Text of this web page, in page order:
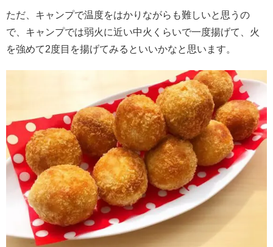
ただ、キャンプで温度をはかりながらも難しいと思うの
で、キャンプでは弱火に近い中火くらいで一度揚げて、火
を強めて2度目を揚げてみるといいかなと思います。